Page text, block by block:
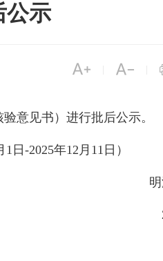
公示
 
验意见书）进行批后公示。
月1日-2025年12月11日）
明